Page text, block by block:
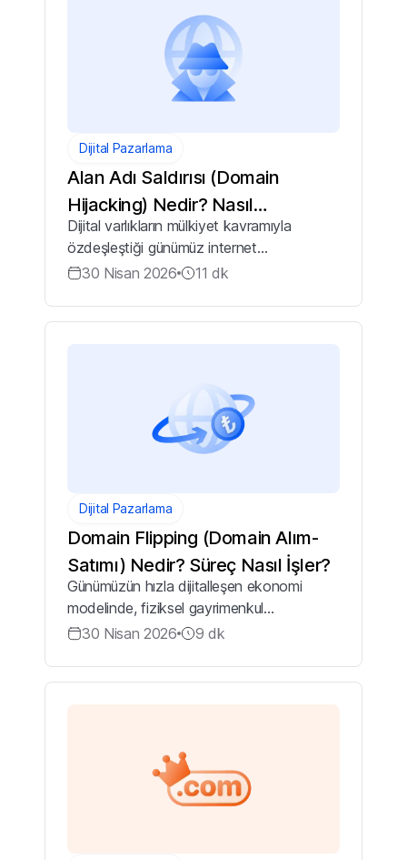
Dijital Pazarlama
Alan Adı Saldırısı (Domain
Hijacking) Nedir? Nasıl
Korunulur?
Dijital varlıkların mülkiyet kavramıyla
özdeşleştiği günümüz internet
ekosisteminde, bir alan adı (domain)
30 Nisan 2026 11 dk
Dijital Pazarlama
Domain Flipping (Domain Alım-
Satımı) Nedir? Süreç Nasıl İşler?
Günümüzün hızla dijitalleşen ekonomi
modelinde, fiziksel gayrimenkul
yatırımlarının yerini giderek artan bir
30 Nisan 2026 9 dk